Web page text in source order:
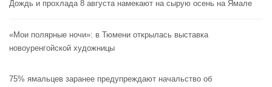
Дождь и прохлада 8 августа намекают на сырую осень на Ямале
«Мои полярные ночи»: в Тюмени открылась выставка
новоуренгойской художницы
75% ямальцев заранее предупреждают начальство об